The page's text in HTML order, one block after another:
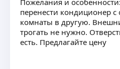
перенести кондиционер с
комнаты в другую.
трогать не нужно.
есть. Предлагайте цену